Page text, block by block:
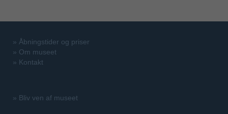
» Åbningstider og priser
» Om museet
» Kontakt
» Bliv ven af museet